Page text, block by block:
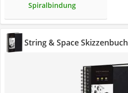
Spiralbindung
String & Space Skizzenbuch